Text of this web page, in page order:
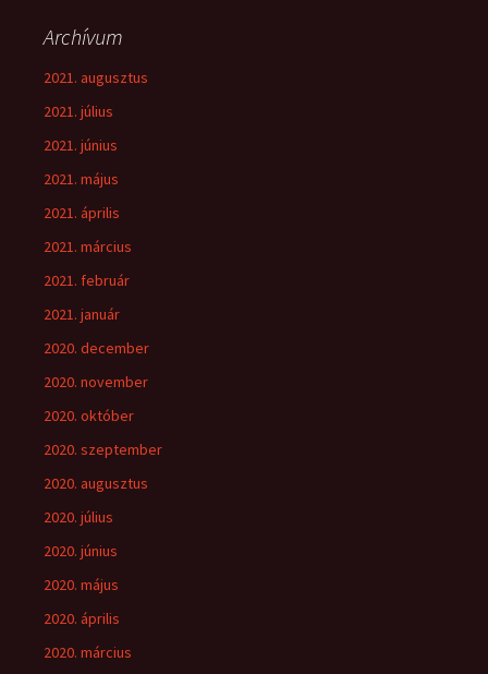
Archívum
2021. augusztus
2021. július
2021. június
2021. május
2021. április
2021. március
2021. február
2021. január
2020. december
2020. november
2020. október
2020. szeptember
2020. augusztus
2020. július
2020. június
2020. május
2020. április
2020. március